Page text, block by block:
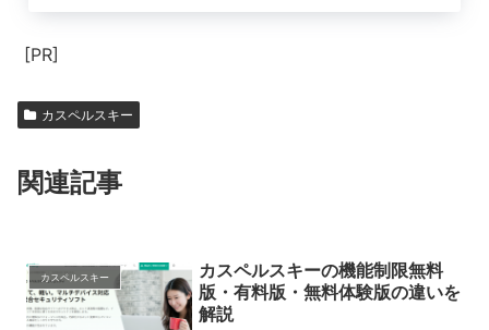
[PR]
カスペルスキー
関連記事
カスペルスキー
カスペルスキーの機能制限無料
版・有料版・無料体験版の違いを
解説